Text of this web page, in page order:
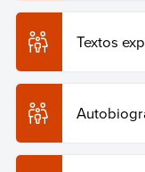
Textos